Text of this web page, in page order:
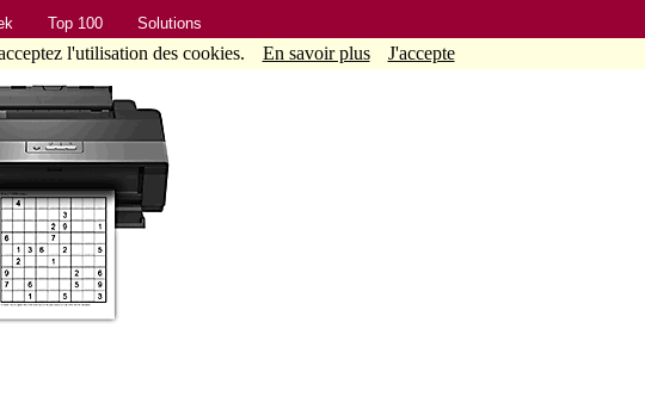
Top 100 Solutions
l'utilisation des cookies. En savoir plus J'accepte